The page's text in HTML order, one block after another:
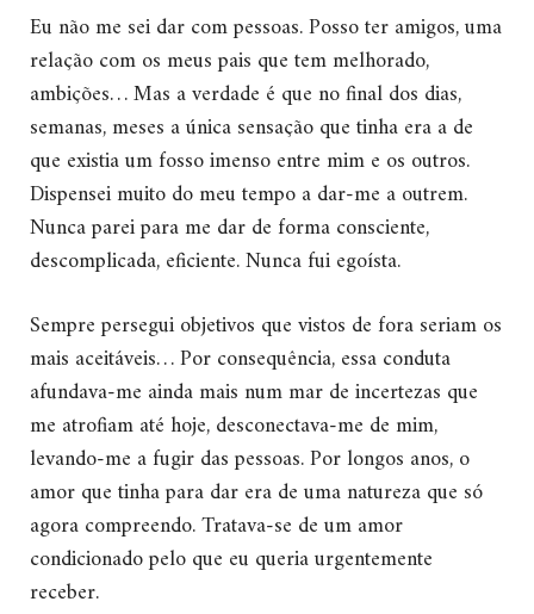
Eu não me sei dar com pessoas. Posso ter amigos, uma
relação com os meus pais que tem melhorado,
ambições… Mas a verdade é que no final dos dias,
semanas, meses a única sensação que tinha era a de
que existia um fosso imenso entre mim e os outros.
Dispensei muito do meu tempo a dar-me a outrem.
Nunca parei para me dar de forma consciente,
descomplicada, eficiente. Nunca fui egoísta.
Sempre persegui objetivos que vistos de fora seriam os
mais aceitáveis… Por consequência, essa conduta
afundava-me ainda mais num mar de incertezas que
me atrofiam até hoje, desconectava-me de mim,
levando-me a fugir das pessoas. Por longos anos, o
amor que tinha para dar era de uma natureza que só
agora compreendo. Tratava-se de um amor
condicionado pelo que eu queria urgentemente
receber.